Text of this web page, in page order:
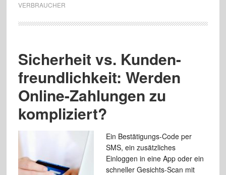
VERBRAUCHER
Sicherheit vs. Kunden-
freundlichkeit: Werden
Online-Zahlungen zu
kompliziert?
Ein Bestätigungs-Code per
SMS, ein zusätzliches
Einloggen in eine App oder ein
schneller Gesichts-Scan mit